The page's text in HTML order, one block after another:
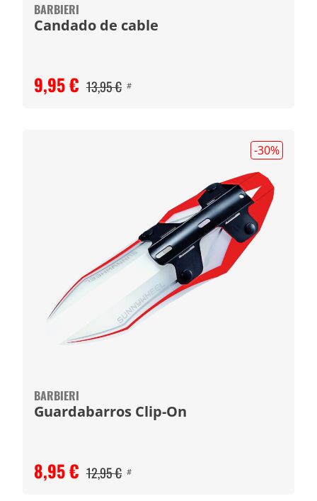
BARBIERI
Candado de cable
9,95 € 13,95 € #
-30%
BARBIERI
Guardabarros Clip-On
8,95 € 12,95 € #